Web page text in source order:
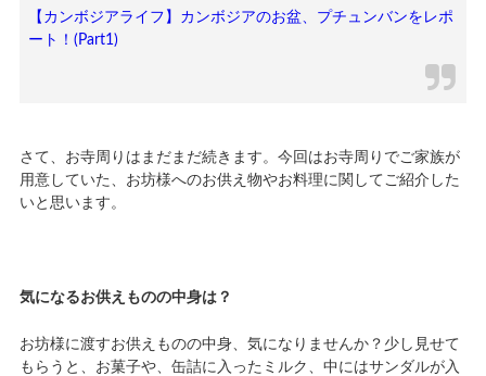
【カンボジアライフ】カンボジアのお盆、プチュンバンをレポ
ート！(Part1)
さて、お寺周りはまだまだ続きます。今回はお寺周りでご家族が
用意していた、お坊様へのお供え物やお料理に関してご紹介した
いと思います。
気になるお供えものの中身は？
お坊様に渡すお供えものの中身、気になりませんか？少し見せて
もらうと、お菓子や、缶詰に入ったミルク、中にはサンダルが入